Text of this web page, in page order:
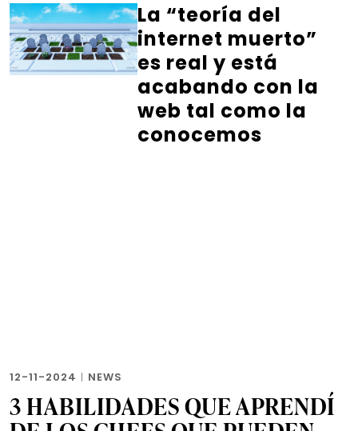
La “teoría del
internet muerto”
es real y está
acabando con la
web tal como la
conocemos
12-11-2024 | NEWS
3 HABILIDADES QUE APRENDÍ